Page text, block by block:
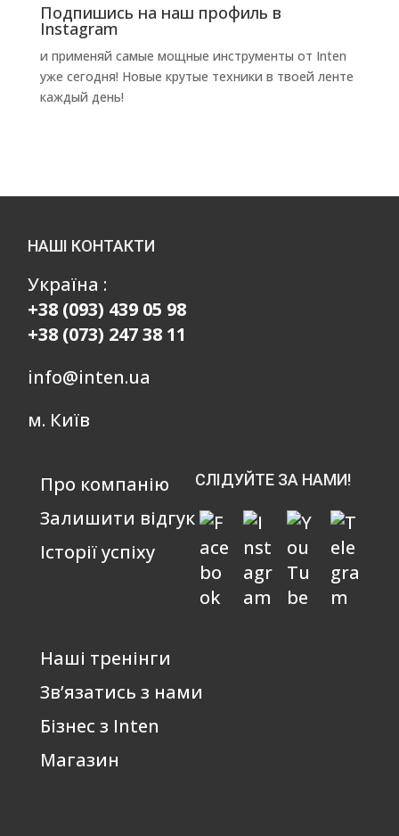
Подпишись на наш профиль в
Instagram
и применяй самые мощные инструменты от Inten
уже сегодня! Новые крутые техники в твоей ленте
каждый день!
НАШІ КОНТАКТИ
Україна :
+38 (093) 439 05 98
+38 (073) 247 38 11
info@inten.ua
м. Київ
Про компанію
Залишити відгук
Історії успіху
СЛІДУЙТЕ ЗА НАМИ!
Наші тренінги
Зв’язатись з нами
Бізнес з Inten
Магазин